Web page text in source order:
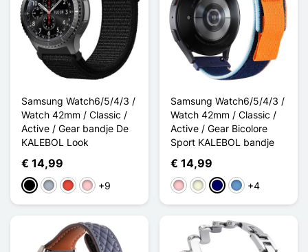
Samsung Watch6/5/4/3 /
Watch 42mm / Classic /
Active / Gear bandje De
KALEBOL Look
€ 14,99
ZwartGrijsRoodRoze+9
Samsung Watch6/5/4/3 /
Watch 42mm / Classic /
Active / Gear Bicolore
Sport KALEBOL bandje
€ 14,99
RozeBeigeMarine Blauw
Bleu Gris
+4